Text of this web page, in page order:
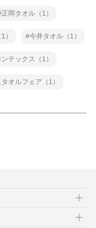
正岡タオル（1）
） 今井タオル（1）
ンテックス（1）
オルフェア（1）